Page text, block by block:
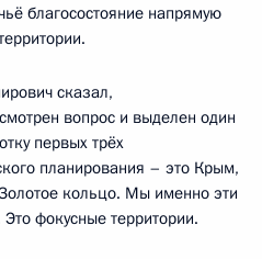
благосостояние напрямую
сказал,
вопрос и выделен один
первых трёх
планирования – это Крым,
кольцо. Мы именно эти
фокусные территории.